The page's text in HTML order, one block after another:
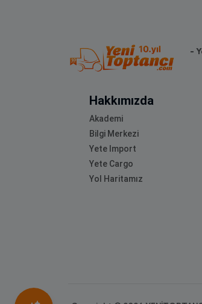
-
Hakkımızda
Akademi
Bilgi Merkezi
Yete Import
Yete Cargo
Yol Haritamız